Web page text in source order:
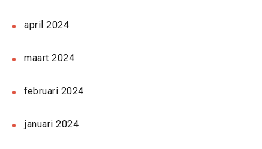
april 2024
maart 2024
februari 2024
januari 2024